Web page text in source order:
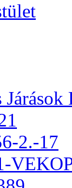
Járások
2.-17